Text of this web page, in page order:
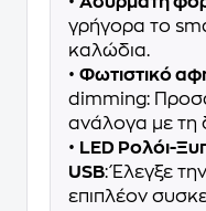
γρήγορα το
καλώδια.
• Φωτιστικό
dimming:
ανάλογα με τη
• LED Ρολόι-
USB: Έλεγξε
επιπλέον